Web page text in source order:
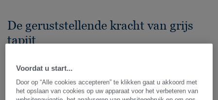
De geruststellende kracht van grijs
tapijt
Voordat u start...
Door op “Alle cookies accepteren” te klikken gaat u akkoord met
het opslaan van cookies op uw apparaat voor het verbeteren van